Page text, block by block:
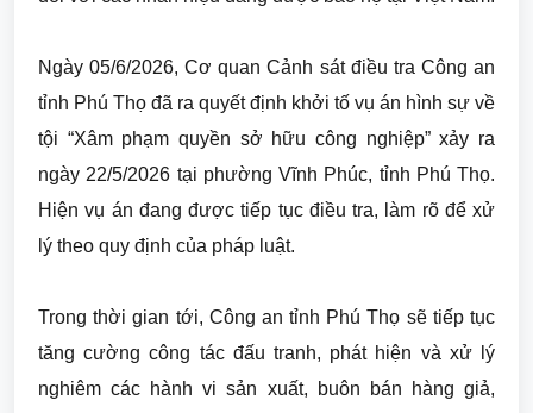
Ngày 05/6/2026, Cơ quan Cảnh sát điều tra Công an
tỉnh Phú Thọ đã ra quyết định khởi tố vụ án hình sự về
tội “Xâm phạm quyền sở hữu công nghiệp” xảy ra
ngày 22/5/2026 tại phường Vĩnh Phúc, tỉnh Phú Thọ.
Hiện vụ án đang được tiếp tục điều tra, làm rõ để xử
lý theo quy định của pháp luật.
Trong thời gian tới, Công an tỉnh Phú Thọ sẽ tiếp tục
tăng cường công tác đấu tranh, phát hiện và xử lý
nghiêm các hành vi sản xuất, buôn bán hàng giả,